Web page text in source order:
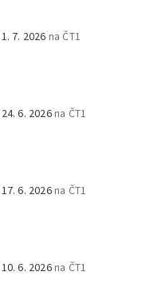
1. 7. 2026 na ČT1
24. 6. 2026na ČT1
17. 6. 2026na ČT1
10. 6. 2026na ČT1